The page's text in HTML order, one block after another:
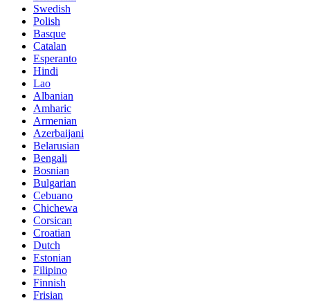
Swedish
Polish
Basque
Catalan
Esperanto
Hindi
Lao
Albanian
Amharic
Armenian
Azerbaijani
Belarusian
Bengali
Bosnian
Bulgarian
Cebuano
Chichewa
Corsican
Croatian
Dutch
Estonian
Filipino
Finnish
Frisian